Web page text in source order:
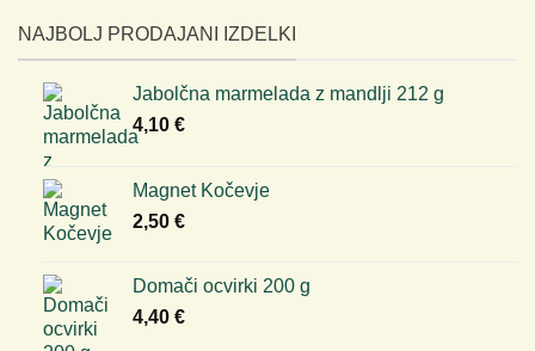
NAJBOLJ PRODAJANI IZDELKI
Jabolčna marmelada z mandlji 212 g
4,10 €
Magnet Kočevje
2,50 €
Domači ocvirki 200 g
4,40 €